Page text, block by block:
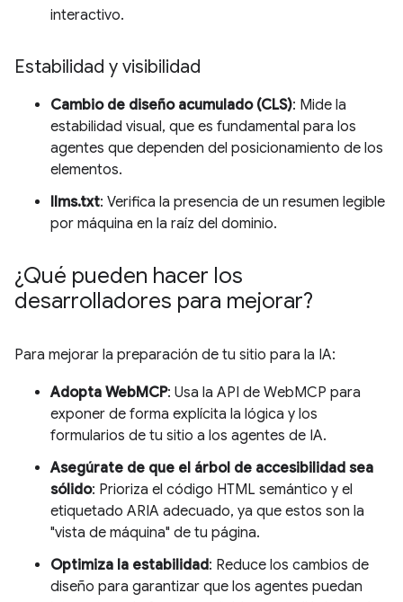
interactivo.
Estabilidad y visibilidad
Cambio de diseño acumulado (CLS): Mide la
estabilidad visual, que es fundamental para los
agentes que dependen del posicionamiento de los
elementos.
llms.txt: Verifica la presencia de un resumen legible
por máquina en la raíz del dominio.
¿Qué pueden hacer los
desarrolladores para mejorar?
Para mejorar la preparación de tu sitio para la IA:
Adopta WebMCP: Usa la API de WebMCP para
exponer de forma explícita la lógica y los
formularios de tu sitio a los agentes de IA.
Asegúrate de que el árbol de accesibilidad sea
sólido: Prioriza el código HTML semántico y el
etiquetado ARIA adecuado, ya que estos son la
"vista de máquina" de tu página.
Optimiza la estabilidad: Reduce los cambios de
diseño para garantizar que los agentes puedan